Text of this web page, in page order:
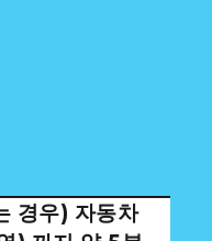
경우) 자동차